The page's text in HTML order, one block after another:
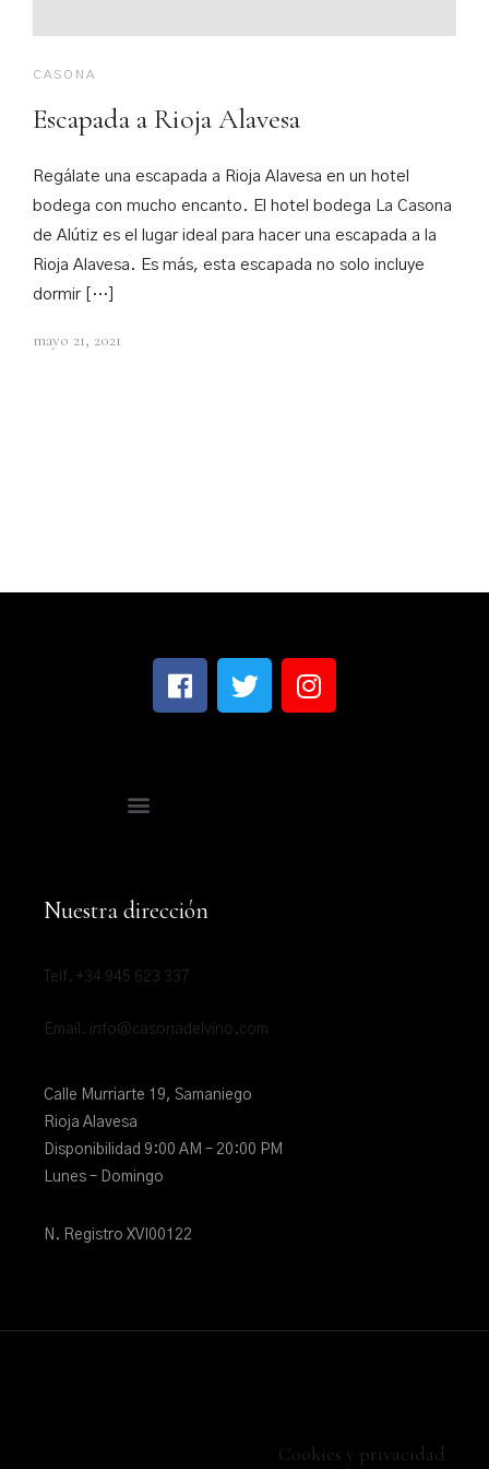
CASONA
Escapada a Rioja Alavesa
Regálate una escapada a Rioja Alavesa en un hotel
bodega con mucho encanto. El hotel bodega La Casona
de Alútiz es el lugar ideal para hacer una escapada a la
Rioja Alavesa. Es más, esta escapada no solo incluye
dormir […]
mayo 21, 2021
Nuestra dirección
Telf. +34 945 623 337
Email. info@casonadelvino.com
Calle Murriarte 19, Samaniego
Rioja Alavesa
Disponibilidad 9:00 AM – 20:00 PM
Lunes – Domingo
N. Registro XVI00122
Cookies y privacidad